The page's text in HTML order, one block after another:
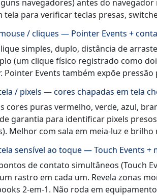
navegadores) antes do
tela para verificar teclas presas,
/ cliques — Pointer Events +
simples, duplo, distância de
(um clique físico registrado como
Pointer Events também expõe
/ pixels — cores chapadas em tela
cores puras vermelho, verde, azul,
garantia para identificar pixels
Melhor com sala em meia-luz e brilho
sensível ao toque — Touch Events +
de contato simultâneos (Touch
rastro em cada um. Revela zonas
2-em-1. Não roda em